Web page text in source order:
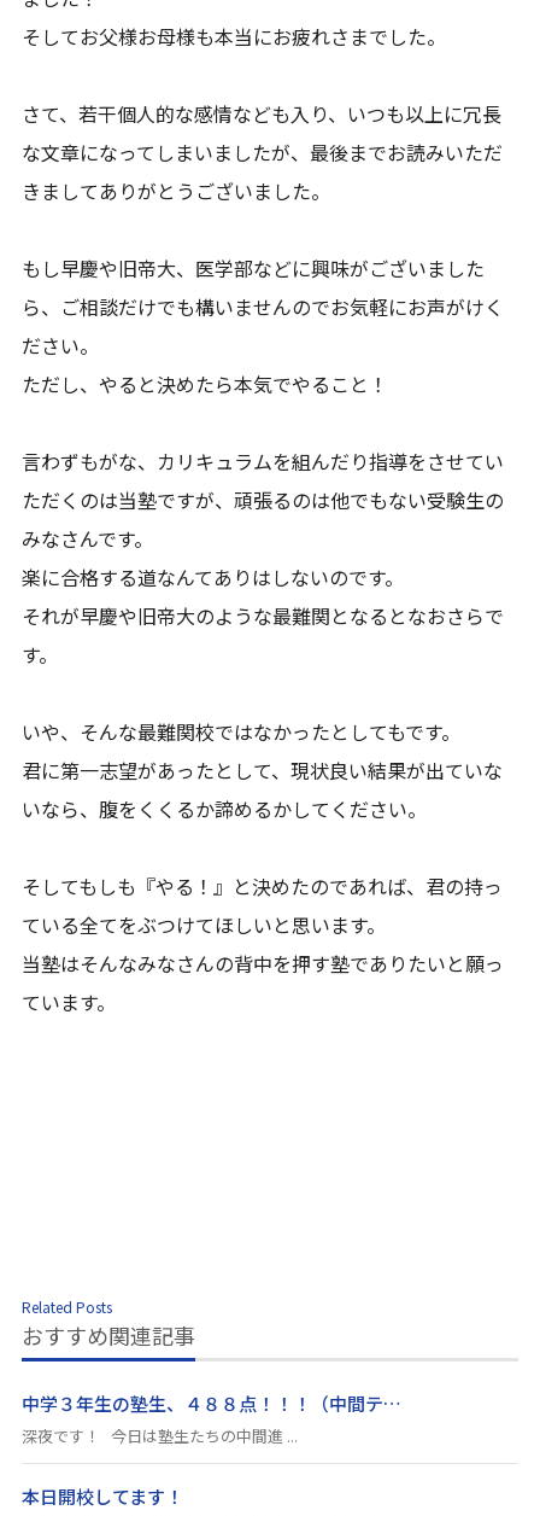
そしてお父様お母様も本当にお疲れさまでした。
さて、若干個人的な感情なども入り、いつも以上に冗長
な文章になってしまいましたが、最後までお読みいただ
きましてありがとうございました。
もし早慶や旧帝大、医学部などに興味がございました
ら、ご相談だけでも構いませんのでお気軽にお声がけく
ださい。
ただし、やると決めたら本気でやること！
言わずもがな、カリキュラムを組んだり指導をさせてい
ただくのは当塾ですが、頑張るのは他でもない受験生の
みなさんです。
楽に合格する道なんてありはしないのです。
それが早慶や旧帝大のような最難関となるとなおさらで
す。
いや、そんな最難関校ではなかったとしてもです。
君に第一志望があったとして、現状良い結果が出ていな
いなら、腹をくくるか諦めるかしてください。
そしてもしも『やる！』と決めたのであれば、君の持っ
ている全てをぶつけてほしいと思います。
当塾はそんなみなさんの背中を押す塾でありたいと願っ
ています。
Related Posts
おすすめ関連記事
中学３年生の塾生、４８８点！！！（中間テ…
深夜です！ 今日は塾生たちの中間進 ...
本日開校してます！